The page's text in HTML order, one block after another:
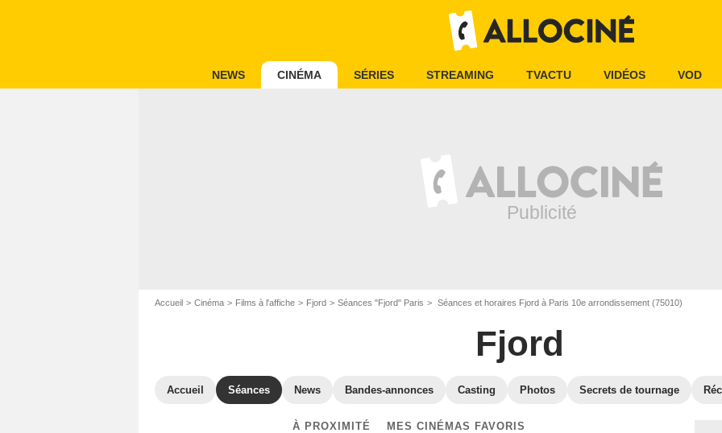
NEWS CINÉMA SÉRIES STREAMING TVACTU VIDÉOS VOD
Accueil Cinéma Films à l'affiche Fjord Séances "Fjord" Paris Séances et horaires Fjord à Paris 10e arrondissement (75010)
Fjord
Accueil Séances News Bandes-annonces Casting Photos Secrets de tournage
À PROXIMITÉ MES CINÉMAS FAVORIS